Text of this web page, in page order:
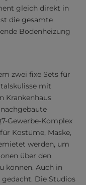
gleich direkt in
die gesamte
Bodenheizung
zwei fixe Sets für
mit
Krankenhaus
Gewerbe-Komplex
Kostüme, Maske,
werden, um
über den
können. Auch in
Die Studios